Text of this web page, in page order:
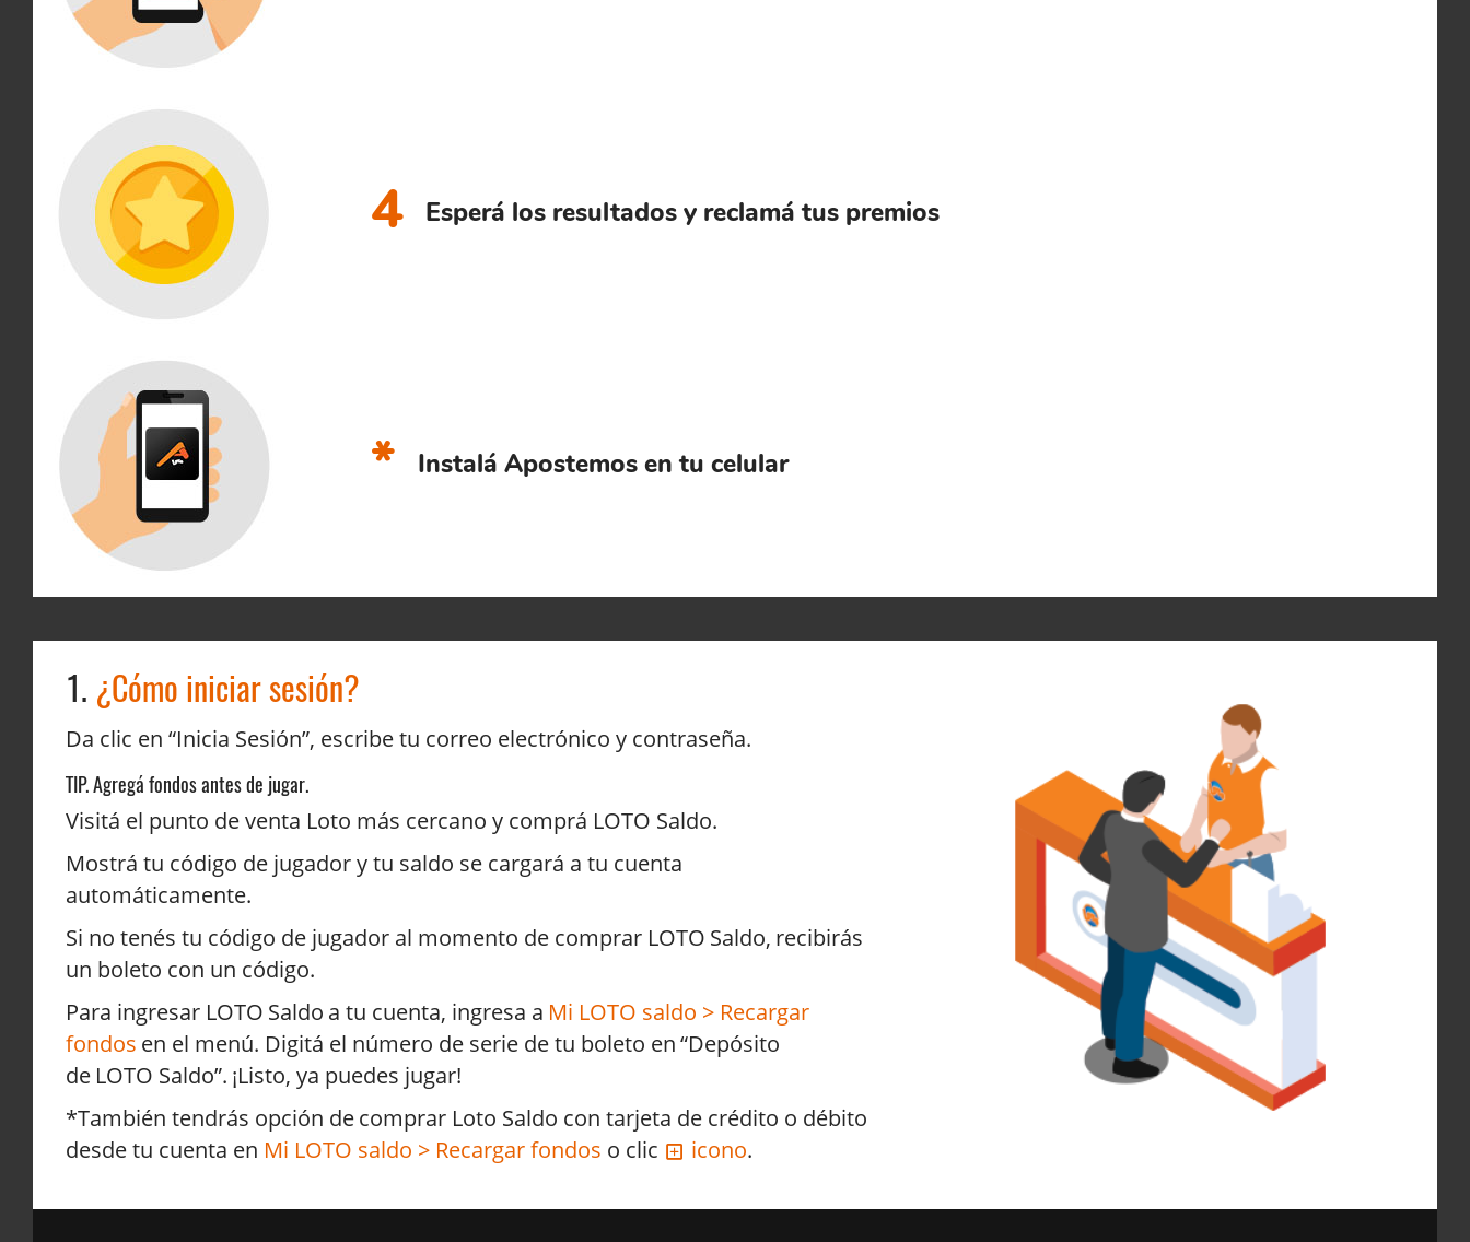
4 Esperá los resultados y reclamá tus premios
* Instalá Apostemos en tu celular
1. ¿Cómo iniciar sesión?
Da clic en “Inicia Sesión”, escribe tu correo electrónico y contraseña.
TIP. Agregá fondos antes de jugar.
Visitá el punto de venta Loto más cercano y comprá LOTO Saldo.
Mostrá tu código de jugador y tu saldo se cargará a tu cuenta
automáticamente.
Si no tenés tu código de jugador al momento de comprar LOTO Saldo, recibirás
un boleto con un código.
Para ingresar LOTO Saldo a tu cuenta, ingresa a Mi LOTO saldo > Recargar
fondos en el menú. Digitá el número de serie de tu boleto en “Depósito
de LOTO Saldo”. ¡Listo, ya puedes jugar!
*También tendrás opción de comprar Loto Saldo con tarjeta de crédito o débito
desde tu cuenta en Mi LOTO saldo > Recargar fondos o clic icono.